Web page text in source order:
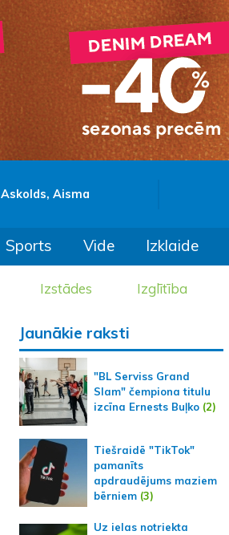
Askolds, Aisma
Sports Vide Izklaide
Izstādes Izglītība
Jaunākie raksti
"BL Serviss Grand
Slam" čempiona titulu
izcīna Ernests Buļko (2)
Tiešraidē "TikTok"
pamanīts
apdraudējums maziem
bērniem (3)
Uz ielas notriekta